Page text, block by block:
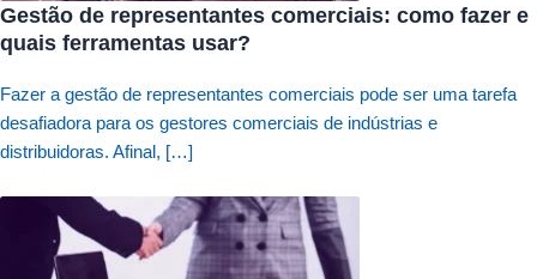
Gestão de representantes comerciais: como fazer e
quais ferramentas usar?
Fazer a gestão de representantes comerciais pode ser uma tarefa
desafiadora para os gestores comerciais de indústrias e
distribuidoras. Afinal, […]